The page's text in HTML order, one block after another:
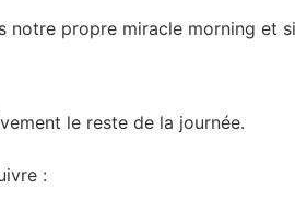
propre miracle morning et
le reste de la journée.
: